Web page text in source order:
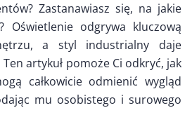
Zastanawiasz się, na jakie
Oświetlenie odgrywa kluczową
a styl industrialny daje
artykuł pomoże Ci odkryć, jak
całkowicie odmienić wygląd
mu osobistego i surowego